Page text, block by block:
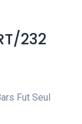
232
Fut Seul